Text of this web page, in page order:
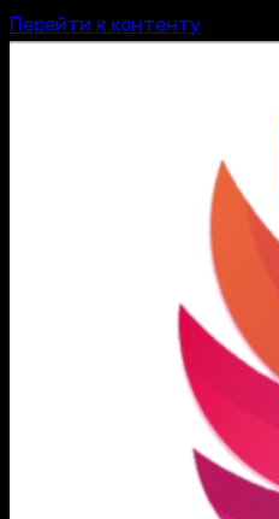
Перейти к контенту